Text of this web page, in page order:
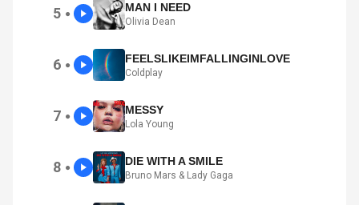
5 ● MAN I NEED
Olivia Dean
6 ● FEELSLIKEIMFALLINGINLOVE
Coldplay
7 ● MESSY
Lola Young
8 ● DIE WITH A SMILE
Bruno Mars & Lady Gaga